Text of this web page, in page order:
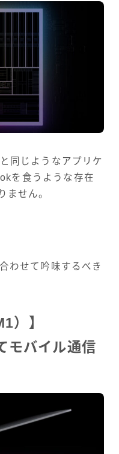
同じようなアプリケ
を食うような存在
ません。
わせて吟味するべき
）】
モバイル通信